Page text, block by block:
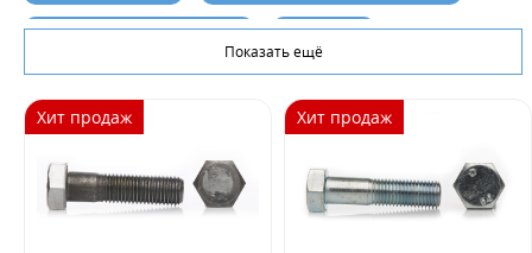
от до
Да
Для фланцевых соединений C фланцем
С плоской головкой С шестигранной головкой БСР
Фундаментные малая фасовка с потайной головкой
с цилиндрической головкой Сферический
Самонарезающий Башмачный Лемешные
Показать ещё
Хит продаж Хит продаж